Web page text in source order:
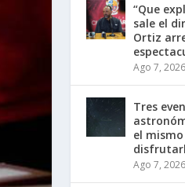
“Que
sale el
Ortiz
Ago 7, 2026
Tres
el
Ago 7, 2026